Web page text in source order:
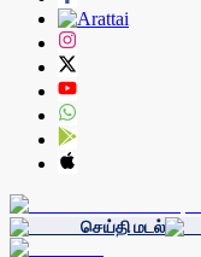
செய்தி மடல்